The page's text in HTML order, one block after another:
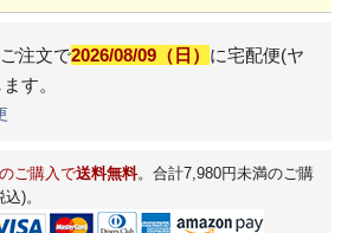
注文で2026/08/09（日） に宅配便(ヤ
す。
のご購入で送料無料。合計7,980円未満のご購
)。